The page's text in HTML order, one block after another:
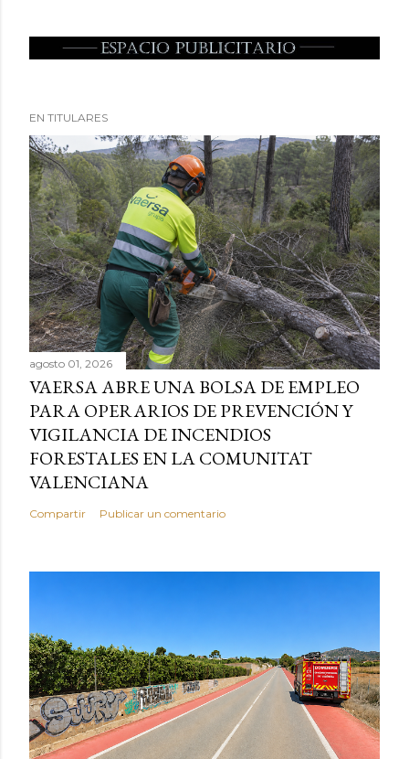
EN TITULARES
agosto 01, 2026
VAERSA ABRE UNA BOLSA DE EMPLEO
PARA OPERARIOS DE PREVENCIÓN Y
VIGILANCIA DE INCENDIOS
FORESTALES EN LA COMUNITAT
VALENCIANA
Compartir Publicar un comentario